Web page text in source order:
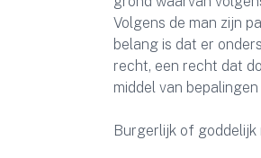
Volgens de man zijn
belang is dat er
recht, een recht dat
middel van
Burgerlijk of